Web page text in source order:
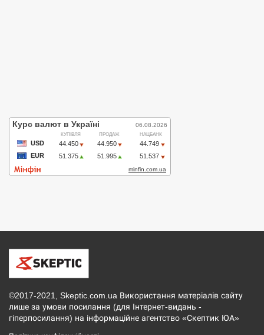
©2017-2021, Skeptic.com.ua Використання матеріалів сайту
лише за умови посилання (для Інтернет-видань -
гіперпосилання) на інформаційне агентство «Скептик ЮА»